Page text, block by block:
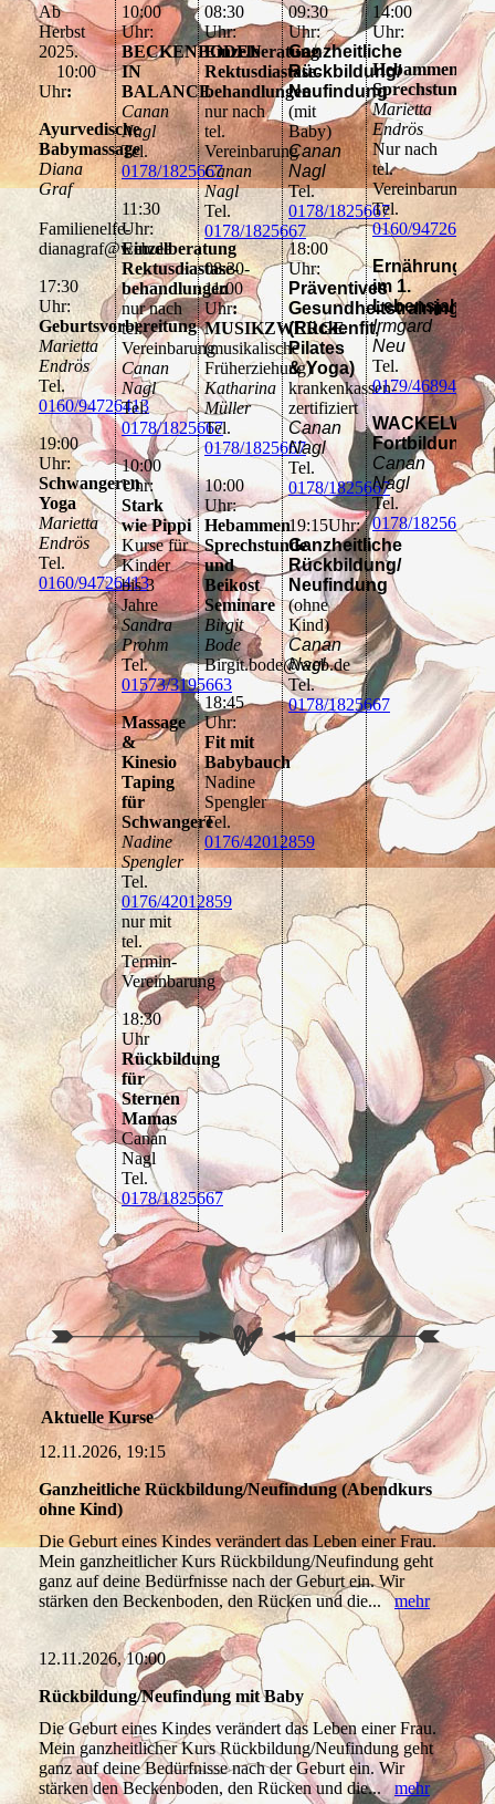
Ab
Herbst
2025.
10:00
Uhr:
Ayurvedische
Babymassage
Diana
Graf
Familienelfe-
dianagraf@web.de
17:30
Uhr:
Geburtsvorbereitung
Marietta
Endrös
Tel.
0160/94726413
19:00
Uhr:
Schwangeren
Yoga
Marietta
Endrös
Tel.
0160/94726413
10:00
Uhr:
BECKENBODEN
IN
BALANCE
Canan
Nagl
Tel.
0178/1825667
11:30
Uhr:
Einzelberatung
Rektusdiastase-
behandlungen
nur nach
tel.
Vereinbarung
Canan
Nagl
Tel.
0178/1825667
10:00
Uhr:
Stark
wie Pippi
Kurse für
Kinder
bis 3
Jahre
Sandra
Prohm
Tel.
01573/3195663
Massage
&
Kinesio
Taping
für
Schwangere
Nadine
Spengler
Tel.
0176/42012859
nur mit
tel.
Termin-
Vereinbarung
18:30
Uhr
Rückbildung
für
Sternen
Mamas
Canan
Nagl
Tel.
0178/1825667
08:30
Uhr:
Einzelberatung
Rektusdiastase-
behandlungen
nur nach
tel.
Vereinbarung
Canan
Nagl
Tel.
0178/1825667
08:30-
11:00
Uhr:
MUSIKZWERGE
(musikalische
Früherziehung)
Katharina
Müller
Tel.
0178/1825667
10:00
Uhr:
Hebammen
Sprechstunde
und
Beikost
Seminare
Birgit
Bode
Birgit.bode@web.de
18:45
Uhr:
Fit mit
Babybauch
Nadine
Spengler
Tel.
0176/42012859
09:30
Uhr:
Ganzheitliche
Rückbildung/
Neufindung
(mit
Baby)
Canan
Nagl
Tel.
0178/1825667
18:00
Uhr:
Präventives
Gesundheitstraining
(Rückenfit,
Pilates
& Yoga)
krankenkassen-
zertifiziert
Canan
Nagl
Tel.
0178/1825667
19:15Uhr:
Ganzheitliche
Rückbildung/
Neufindung
(ohne
Kind)
Canan
Nagl
Tel.
0178/1825667
14:00
Uhr:
Hebammen
Sprechstunde
Marietta
Endrös
Nur nach
tel.
Vereinbarung
Tel.
0160/94726413
Ernährung
im 1.
Lebensjahr
Irmgard
Neu
Tel.
0179/4689466
Fortbildung
Canan
Nagl
Tel.
0178/1825667
Aktuelle Kurse
12.11.2026, 19:15
Ganzheitliche Rückbildung/Neufindung (Abendkurs
ohne Kind)
Die Geburt eines Kindes verändert das Leben einer Frau.
Mein ganzheitlicher Kurs Rückbildung/Neufindung geht
ganz auf deine Bedürfnisse nach der Geburt ein. Wir
stärken den Beckenboden, den Rücken und die...mehr
12.11.2026, 10:00
Rückbildung/Neufindung mit Baby
Die Geburt eines Kindes verändert das Leben einer Frau.
Mein ganzheitlicher Kurs Rückbildung/Neufindung geht
ganz auf deine Bedürfnisse nach der Geburt ein. Wir
stärken den Beckenboden, den Rücken und die...mehr